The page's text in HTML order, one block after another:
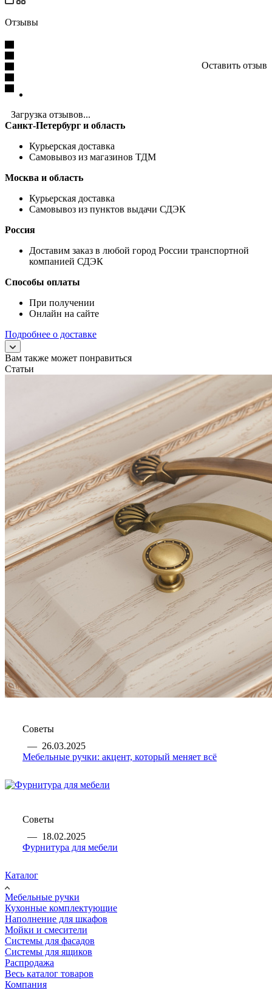
Отзывы
Оставить отзыв
Загрузка отзывов...
Санкт-Петербург и область
Курьерская доставка
Самовывоз из магазинов ТДМ
Москва и область
Курьерская доставка
Самовывоз из пунктов выдачи СДЭК
Россия
Доставим заказ в любой город России транспортной
компанией СДЭК
Способы оплаты
При получении
Онлайн на сайте
Подробнее о доставке
Вам также может понравиться
Статьи
Советы
— 26.03.2025
Мебельные ручки: акцент, который меняет всё
Советы
— 18.02.2025
Фурнитура для мебели
Каталог
Мебельные ручки
Кухонные комплектующие
Наполнение для шкафов
Мойки и смесители
Системы для фасадов
Системы для ящиков
Распродажа
Весь каталог товаров
Компания